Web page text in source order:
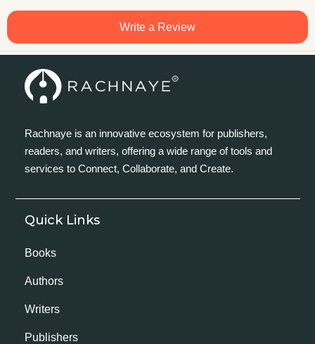
Write a Review
Rachnaye is an innovative ecosystem for publishers,
readers, and writers, offering a wide range of tools and
services to Connect, Collaborate, and Create.
Quick Links
Books
Authors
Writers
Publishers